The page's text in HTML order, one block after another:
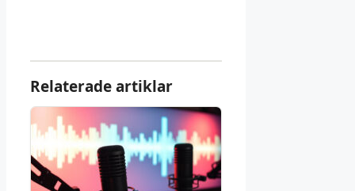
Relaterade artiklar